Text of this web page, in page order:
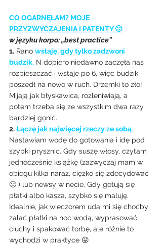
CO OGARNĘŁAM? MOJE
PRZYZWYCZAJENIA I PATENTY 🙂
w języku korpo: „best practice”
1. Rano wstaję, gdy tylko zadzwoni
budzik. N dopiero niedawno zaczęła nas
rozpieszczać i wstaje po 6, więc budzik
poszedł na nowo w ruch. Drzemki to zło!
Mijają jak błyskawica, rozleniwiają, a
potem trzeba się ze wszystkim dwa razy
bardziej gonić.
2. Łączę jak najwięcej rzeczy ze sobą.
Nastawiam wodę do gotowania i idę pod
szybki prysznic. Gdy suszę włosy, czytam
jednocześnie książkę (zazwyczaj mam w
obiegu kilka naraz, ciężko się zdecydować
🙂 ) lub newsy w necie. Gdy gotują się
płatki albo kasza, szybko się maluję.
Idealnie, jak wieczorem uda mi się choćby
zalać płatki na noc wodą, wyprasować
ciuchy i spakować torbę, ale różnie to
wychodzi w praktyce 😛